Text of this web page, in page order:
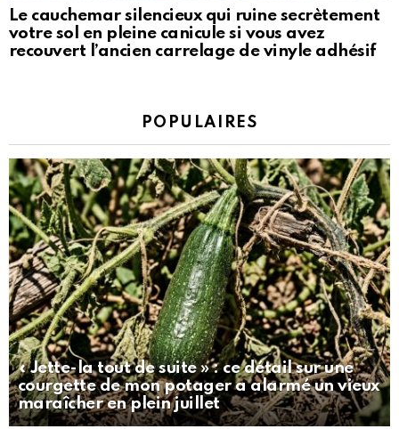
Le cauchemar silencieux qui ruine secrètement
votre sol en pleine canicule si vous avez
recouvert l’ancien carrelage de vinyle adhésif
POPULAIRES
« Jette-la tout de suite » : ce détail sur une
courgette de mon potager a alarmé un vieux
maraîcher en plein juillet